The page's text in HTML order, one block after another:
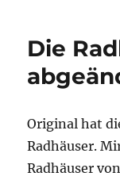
Die
Original hat
Radhäuser.
Radhäuser